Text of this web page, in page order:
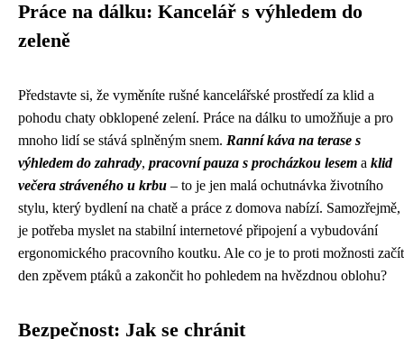
Práce na dálku: Kancelář s výhledem do
zeleně
Představte si, že vyměníte rušné kancelářské prostředí za klid a
pohodu chaty obklopené zelení. Práce na dálku to umožňuje a pro
mnoho lidí se stává splněným snem. Ranní káva na terase s
výhledem do zahrady, pracovní pauza s procházkou lesem a klid
večera stráveného u krbu – to je jen malá ochutnávka životního
stylu, který bydlení na chatě a práce z domova nabízí. Samozřejmě,
je potřeba myslet na stabilní internetové připojení a vybudování
ergonomického pracovního koutku. Ale co je to proti možnosti začít
den zpěvem ptáků a zakončit ho pohledem na hvězdnou oblohu?
Bezpečnost: Jak se chránit